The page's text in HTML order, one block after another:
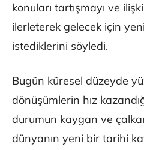
konuları tartışmayı ve
ilerleterek gelecek için
istediklerini söyledi.
Bugün küresel düzeyde
dönüşümlerin hız
durumun kaygan ve
dünyanın yeni bir tarihi